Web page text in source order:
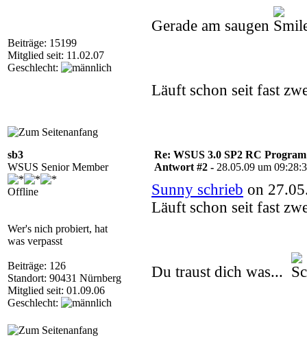
Beiträge: 15199
Mitglied seit: 11.02.07
Geschlecht:
Gerade am saugen
Läuft schon seit fast
sb3
WSUS Senior Member
Offline
Wer's nich probiert, hat
was verpasst
Beiträge: 126
Standort: 90431 Nürnberg
Mitglied seit: 01.09.06
Geschlecht:
Re: WSUS 3.0 SP2 RC
Antwort #2 - 28.05.09 um
Sunny schrieb on
Läuft schon seit fast
Du traust dich was...